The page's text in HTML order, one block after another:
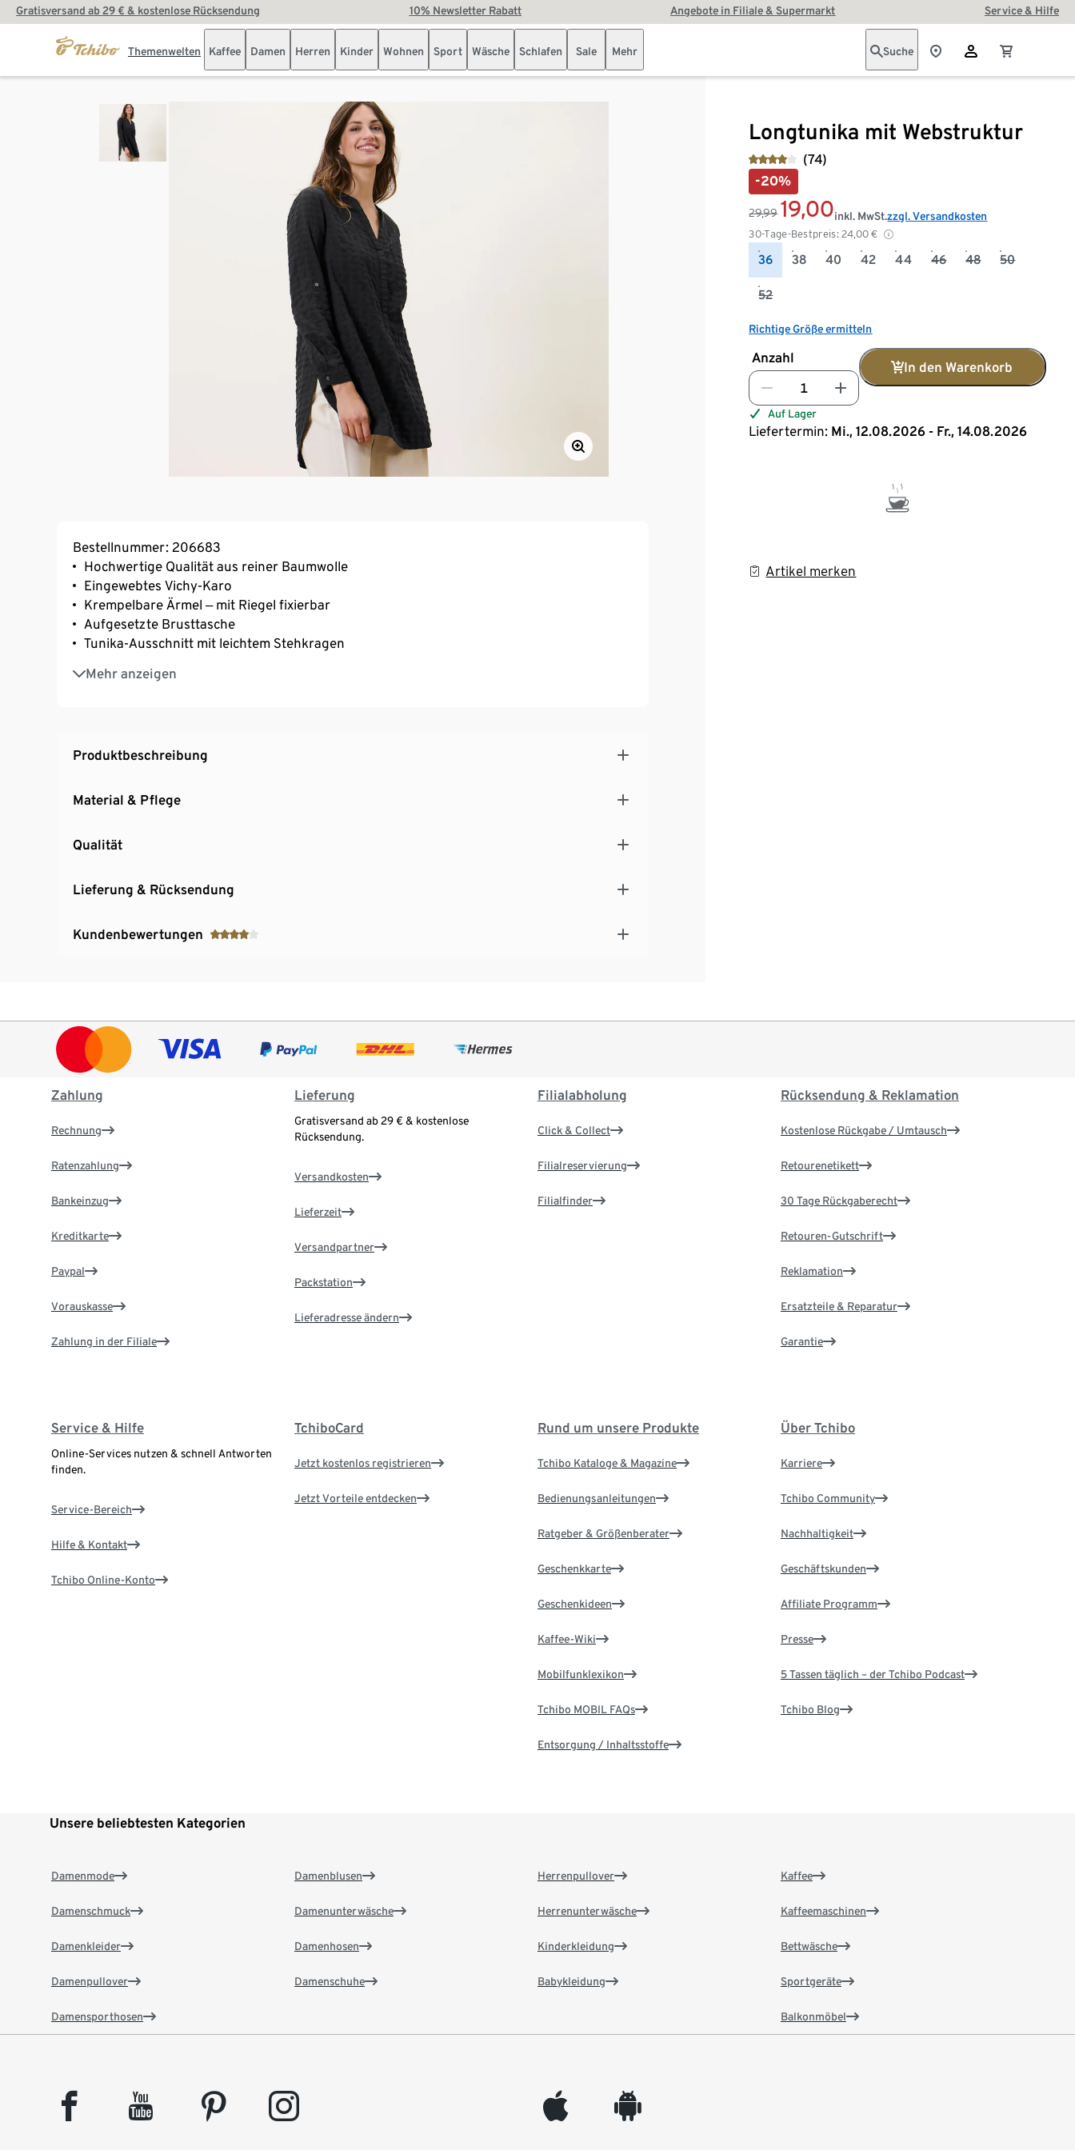
Gratisversand ab 29 € & kostenlose Rücksendung 10% Newsletter Rabatt Angebote in Filiale & Supermarkt Service & Hilfe
Themenwelten Kaffee Damen Herren Kinder Wohnen Sport Wäsche Schlafen Sale Mehr Suche
Longtunika mit Webstruktur
(74)
-20%
29,99 19,00
30-Tage-Bestpreis: 24,00 €
inkl. MwSt.zzgl. Versandkosten
36 38 40 42 44 46 48 50
52
Richtige Größe ermitteln
Anzahl
In den Warenkorb
Auf Lager
Liefertermin: Mi., 12.08.2026 - Fr., 14.08.2026
Artikel merken
Bestellnummer: 206683
Hochwertige Qualität aus reiner Baumwolle
Eingewebtes Vichy-Karo
Krempelbare Ärmel ‒ mit Riegel fixierbar
Aufgesetzte Brusttasche
Tunika-Ausschnitt mit leichtem Stehkragen
Mehr anzeigen
Abgerundeter Saum mit verlängerter Rückenpartie
Ärmelabschluss mit geknöpfter Manschette
Produktbeschreibung
Material & Pflege
Qualität
Lieferung & Rücksendung
Kundenbewertungen
Zahlung
Rechnung
Ratenzahlung
Bankeinzug
Kreditkarte
Paypal
Vorauskasse
Zahlung in der Filiale
Lieferung
Gratisversand ab 29 € & kostenlose
Rücksendung.
Versandkosten
Lieferzeit
Versandpartner
Packstation
Lieferadresse ändern
Filialabholung
Click & Collect
Filialreservierung
Filialfinder
Rücksendung & Reklamation
Kostenlose Rückgabe / Umtausch
Retourenetikett
30 Tage Rückgaberecht
Retouren-Gutschrift
Reklamation
Ersatzteile & Reparatur
Garantie
Service & Hilfe
Online-Services nutzen & schnell Antworten
finden.
Service-Bereich
Hilfe & Kontakt
Tchibo Online-Konto
TchiboCard
Jetzt kostenlos registrieren
Jetzt Vorteile entdecken
Rund um unsere Produkte
Tchibo Kataloge & Magazine
Bedienungsanleitungen
Ratgeber & Größenberater
Geschenkkarte
Geschenkideen
Kaffee-Wiki
Mobilfunklexikon
Tchibo MOBIL FAQs
Entsorgung / Inhaltsstoffe
Über Tchibo
Karriere
Tchibo Community
Nachhaltigkeit
Geschäftskunden
Affiliate Programm
Presse
5 Tassen täglich – der Tchibo Podcast
Tchibo Blog
Unsere beliebtesten Kategorien
Damenmode
Damenschmuck
Damenkleider
Damenpullover
Damensporthosen
Damenblusen
Damenunterwäsche
Damenhosen
Damenschuhe
Herrenpullover
Herrenunterwäsche
Kinderkleidung
Babykleidung
Kaffee
Kaffeemaschinen
Bettwäsche
Sportgeräte
Balkonmöbel
facebook youtube pinterest instagram appleinc android